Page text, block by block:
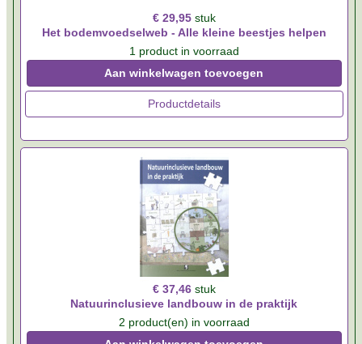
€ 29,95 stuk
Het bodemvoedselweb - Alle kleine beestjes helpen
1 product in voorraad
Aan winkelwagen toevoegen
Productdetails
€ 37,46 stuk
Natuurinclusieve landbouw in de praktijk
2 product(en) in voorraad